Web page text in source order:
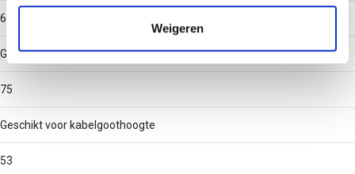
verzameld op basis van uw gebruik van hun services.
Weigeren
60
Geschikt voor kabelgootbreedte
75
Geschikt voor kabelgoothoogte
53